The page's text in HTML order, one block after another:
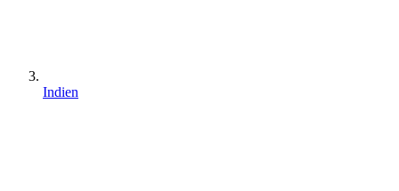
Indien